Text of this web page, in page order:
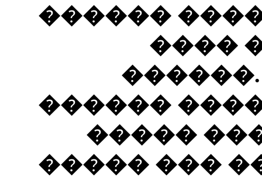
������
����
������
������� ��� /1498/ ���
����